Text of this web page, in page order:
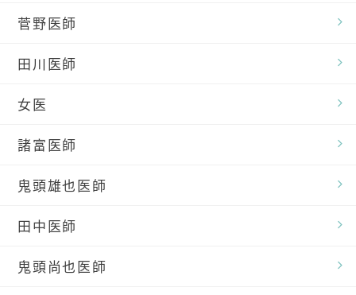
菅野医師
田川医師
女医
諸富医師
鬼頭雄也医師
田中医師
鬼頭尚也医師